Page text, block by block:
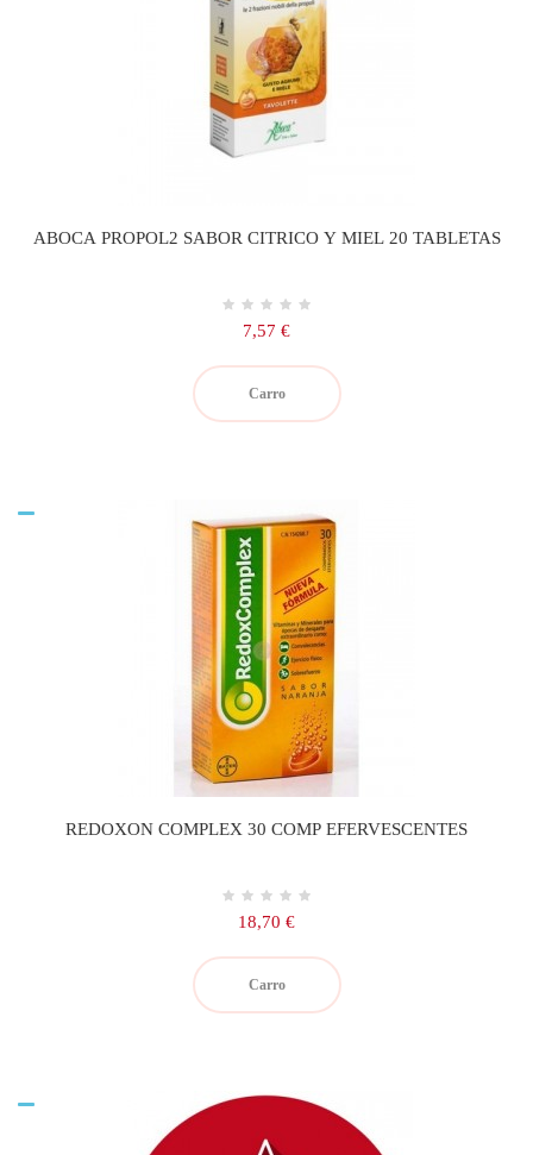
ABOCA PROPOL2 SABOR CITRICO Y MIEL 20 TABLETAS
Precio
7,57 €
Carro
REDOXON COMPLEX 30 COMP EFERVESCENTES
Precio
18,70 €
Carro